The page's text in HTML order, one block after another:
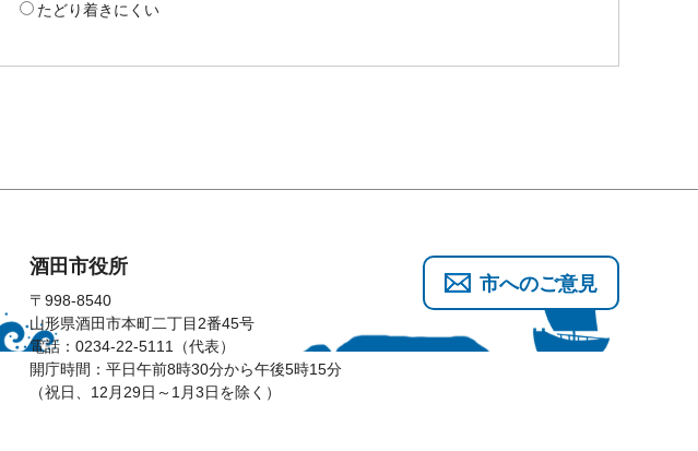
たどり着きにくい
酒田市役所
〒998-8540
山形県酒田市本町二丁目2番45号
電話：0234-22-5111（代表）
開庁時間：平日午前8時30分から午後5時15分
（祝日、12月29日～1月3日を除く）
市へのご意見